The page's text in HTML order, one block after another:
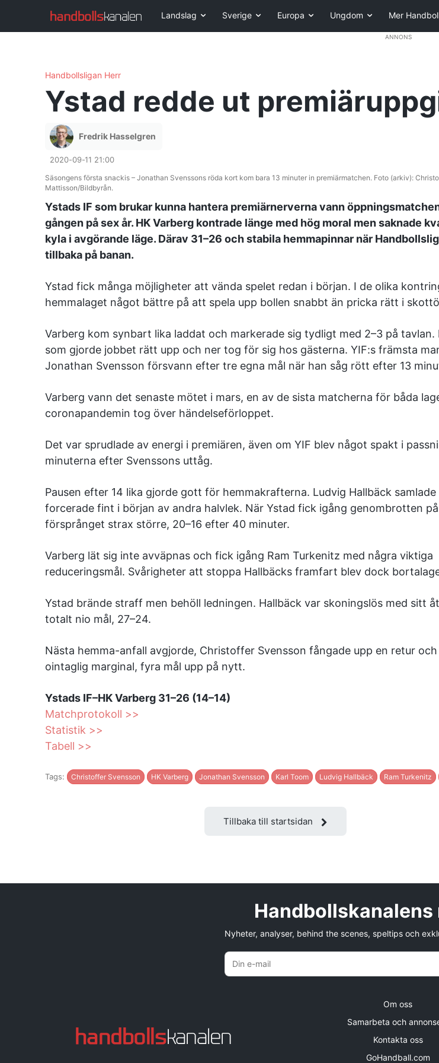
Landslag Sverige Europa Ungdom Mer
ANNONS
Handbollsligan Herr
Ystad redde ut
Fredrik Hasselgren
2020-09-11 21:00
Säsongens första snackis – Jonathan Svenssons röda kort kom bara 13 minuter in premiärmatchen. Foto (arkiv):
Mattisson/Bildbyrån.
Ystads IF som brukar kunna hantera premiärnerverna vann
gången på sex år. HK Varberg kontrade länge med hög moral men saknade
kyla i avgörande läge. Därav 31–26 och stabila hemmapinnar när
tillbaka på banan.
Ystad fick många möjligheter att vända spelet redan i början. I de olika
hemmalaget något bättre på att spela upp bollen snabbt än pricka rätt i
Varberg kom synbart lika laddat och markerade sig tydligt med 2–3 på tavlan.
som gjorde jobbet rätt upp och ner tog för sig hos gästerna. YIF:s främsta
Jonathan Svensson försvann efter tre egna mål när han såg rött efter 13
Varberg vann det senaste mötet i mars, en av de sista matcherna för båda
coronapandemin tog över händelseförloppet.
Det var sprudlade av energi i premiären, även om YIF blev något spakt i
minuterna efter Svenssons uttåg.
Pausen efter 14 lika gjorde gott för hemmakrafterna. Ludvig Hallbäck samlade
forcerade fint i början av andra halvlek. När Ystad fick igång genombrotten
försprånget strax större, 20–16 efter 40 minuter.
Varberg lät sig inte avväpnas och fick igång Ram Turkenitz med några viktiga
reduceringsmål. Svårigheter att stoppa Hallbäcks framfart blev dock
Ystad brände straff men behöll ledningen. Hallbäck var skoningslös med sitt
totalt nio mål, 27–24.
Nästa hemma-anfall avgjorde, Christoffer Svensson fångade upp en retur
ointaglig marginal, fyra mål upp på nytt.
Ystads IF–HK Varberg 31–26 (14–14)
Matchprotokoll >>
Statistik >>
Tabell >>
Tags: Christoffer Svensson HK Varberg Jonathan Svensson Karl Toom Ludvig Hallbäck Ram Turkenitz
Tillbaka till startsidan
Nyheter, analyser, behind the scenes, speltips och
Om oss
Samarbeta och
Kontakta oss
GoHandball.com